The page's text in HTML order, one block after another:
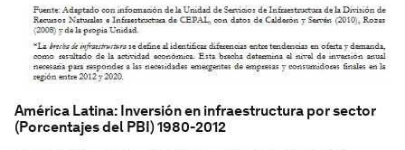
América Latina: Inversión en infraestructura por sector
(Porcentajes del PBI) 1980-2012